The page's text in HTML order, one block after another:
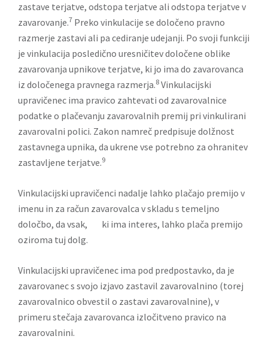
zastave terjatve, odstopa terjatve ali odstopa terjatve v
zavarovanje.7 Preko vinkulacije se določeno pravno
razmerje zastavi ali pa cediranje udejanji. Po svoji funkciji
je vinkulacija posledično uresničitev določene oblike
zavarovanja upnikove terjatve, ki jo ima do zavarovanca
iz določenega pravnega razmerja.8 Vinkulacijski
upravičenec ima pravico zahtevati od zavarovalnice
podatke o plačevanju zavarovalnih premij pri vinkulirani
zavarovalni polici. Zakon namreč predpisuje dolžnost
zastavnega upnika, da ukrene vse potrebno za ohranitev
zastavljene terjatve.9
Vinkulacijski upravičenci nadalje lahko plačajo premijo v
imenu in za račun zavarovalca v skladu s temeljno
določbo, da vsak, ki ima interes, lahko plača premijo
oziroma tuj dolg.
Vinkulacijski upravičenec ima pod predpostavko, da je
zavarovanec s svojo izjavo zastavil zavarovalnino (torej
zavarovalnico obvestil o zastavi zavarovalnine), v
primeru stečaja zavarovanca izločitveno pravico na
zavarovalnini.